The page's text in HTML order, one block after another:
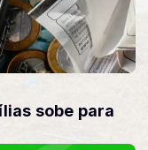
sobe para